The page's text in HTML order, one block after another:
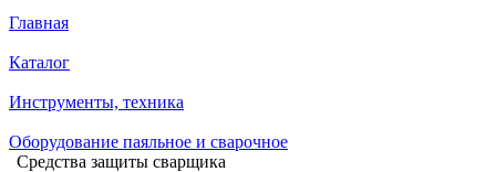
Главная
Каталог
Инструменты, техника
Оборудование паяльное и сварочное
Средства защиты сварщика